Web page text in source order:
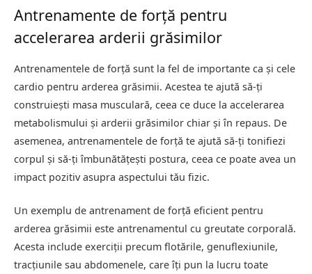
Antrenamente de forță pentru
accelerarea arderii grăsimilor
Antrenamentele de forță sunt la fel de importante ca și cele
cardio pentru arderea grăsimii. Acestea te ajută să-ți
construiești masa musculară, ceea ce duce la accelerarea
metabolismului și arderii grăsimilor chiar și în repaus. De
asemenea, antrenamentele de forță te ajută să-ți tonifiezi
corpul și să-ți îmbunătățești postura, ceea ce poate avea un
impact pozitiv asupra aspectului tău fizic.
Un exemplu de antrenament de forță eficient pentru
arderea grăsimii este antrenamentul cu greutate corporală.
Acesta include exerciții precum flotările, genuflexiunile,
tracțiunile sau abdomenele, care îți pun la lucru toate